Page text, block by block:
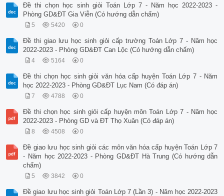
Đề thi chọn học sinh giỏi Toán Lớp 7 - Năm học 2022-2023 -
Phòng GD&ĐT Gia Viễn (Có hướng dẫn chấm)
5 5420 0
Đề thi giao lưu học sinh giỏi cấp trường Toán Lớp 7 - Năm học
2022-2023 - Phòng GD&ĐT Can Lộc (Có hướng dẫn chấm)
4 5164 0
Đề thi chọn học sinh giỏi văn hóa cấp huyện Toán Lớp 7 - Năm
học 2022-2023 - Phòng GD&ĐT Lục Nam (Có đáp án)
7 4788 0
Đề thi chọn học sinh giỏi cấp huyện môn Toán Lớp 7 - Năm học
2022-2023 - Phòng GD và ĐT Thọ Xuân (Có đáp án)
8 4508 0
Đề giao lưu học sinh giỏi các môn văn hóa cấp huyện Toán Lớp 7
- Năm học 2022-2023 - Phòng GD&ĐT Hà Trung (Có hướng dẫn
chấm)
5 3842 0
Đề giao lưu học sinh giỏi Toán Lớp 7 (Lần 3) - Năm học 2022-2023